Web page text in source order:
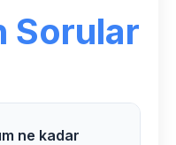
Sorular
ne kadar